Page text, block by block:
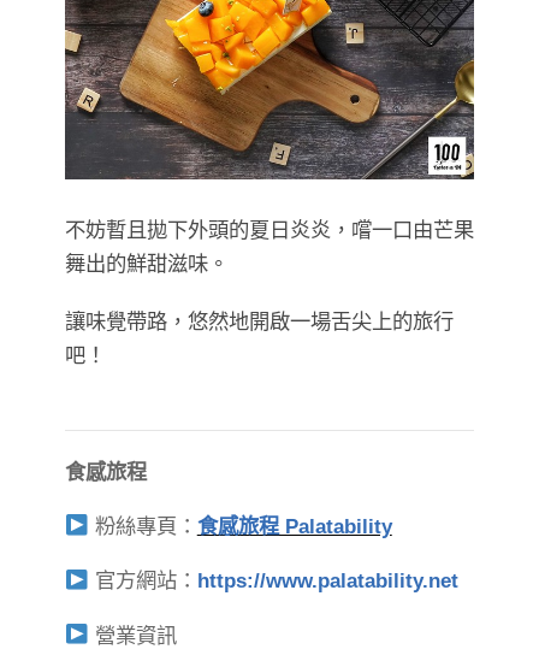
不妨暫且拋下外頭的夏日炎炎，嚐一口由芒果
舞出的鮮甜滋味。
讓味覺帶路，悠然地開啟一場舌尖上的旅行
吧！
食感旅程
粉絲專頁： 食感旅程 Palatability
官方網站： https://www.palatability.net
營業資訊